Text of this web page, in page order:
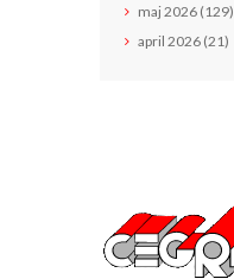
maj2026(129)
april 2026(21)